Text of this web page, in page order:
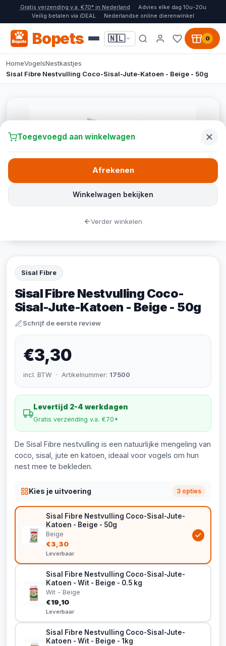
Gratis verzending v.a. €70* in Nederland
Advies elke dag 10u-20u
Veilig betalen via iDEAL
Nederlandse online dierenwinkel
Bopets 🇳🇱 0
HomeVogelsNestkastjes
Sisal Fibre Nestvulling Coco-Sisal-Jute-Katoen - Beige - 50g
Sisal Fibre
Sisal Fibre Nestvulling Coco-
Sisal-Jute-Katoen - Beige - 50g
Schrijf de eerste review
€3,30
incl. BTW · Artikelnummer: 17500
Levertijd 2-4 werkdagen
Gratis verzending v.a. €70*
De Sisal Fibre nestvulling is een natuurlijke mengeling van
coco, sisal, jute en katoen, ideaal voor vogels om hun
nest mee te bekleden.
Kies je uitvoering 3 opties
Sisal Fibre Nestvulling Coco-Sisal-Jute-
Katoen - Beige - 50g
Beige
€3,30
Leverbaar
Sisal Fibre Nestvulling Coco-Sisal-Jute-
Katoen - Wit - Beige - 0.5 kg
Wit - Beige
€19,10
Leverbaar
Sisal Fibre Nestvulling Coco-Sisal-Jute-
Katoen - Wit - Beige - 1kg
Toegevoegd aan winkelwagen
Winkelwagen bekijken
Afrekenen
Verder winkelen